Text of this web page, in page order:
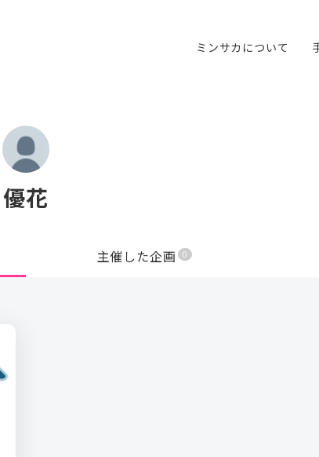
ミンサカについて
優花
主催した企画 0